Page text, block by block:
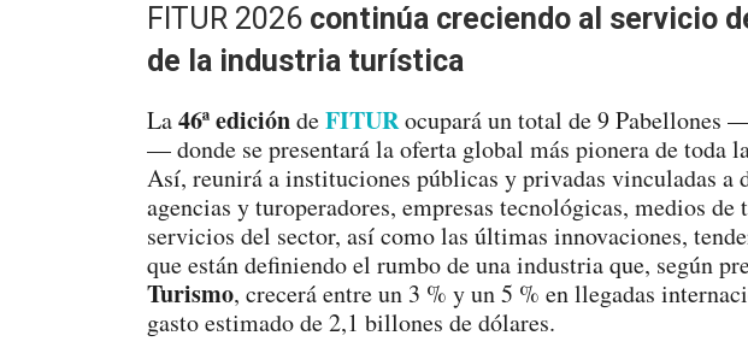
FITUR 2026 continúa creciendo al servicio
de la industria turística
La46ª edicióndeFITURocupará un total de 9 Pabellones
— donde se presentará la oferta global más pionera de toda
Así, reunirá a instituciones públicas y privadas vinculadas a
agencias y turoperadores, empresas tecnológicas, medios de
servicios del sector, así como las últimas innovaciones,
que están definiendo el rumbo de una industria que, según
Turismo, crecerá entre un 3 % y un 5 % en llegadas
gasto estimado de 2,1 billones de dólares.